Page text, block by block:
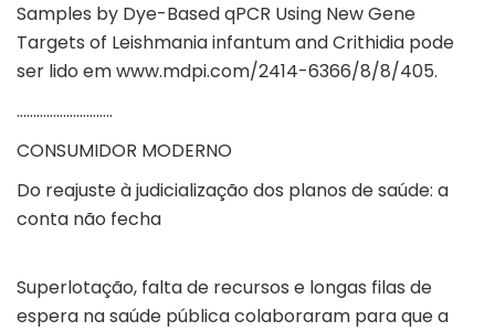
Samples by Dye-Based qPCR Using New Gene
Targets of Leishmania infantum and Crithidia pode
ser lido em www.mdpi.com/2414-6366/8/8/405.
………………………..
CONSUMIDOR MODERNO
Do reajuste à judicialização dos planos de saúde: a
conta não fecha
Superlotação, falta de recursos e longas filas de
espera na saúde pública colaboraram para que a